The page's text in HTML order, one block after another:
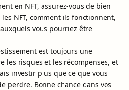
en NFT, assurez-vous de bien
NFT, comment ils fonctionnent,
vous pourriez être
est toujours une
les risques et les récompenses, et
investir plus que ce que vous
perdre. Bonne chance dans vos